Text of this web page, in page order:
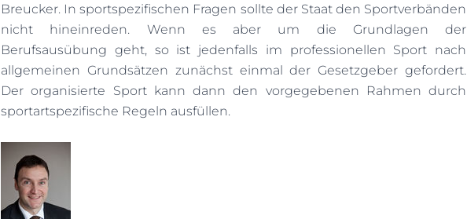
Breucker. In sportspezifischen Fragen sollte der Staat den Sportverbänden
nicht hineinreden. Wenn es aber um die Grundlagen der
Berufsausübung geht, so ist jedenfalls im professionellen Sport nach
allgemeinen Grundsätzen zunächst einmal der Gesetzgeber gefordert.
Der organisierte Sport kann dann den vorgegebenen Rahmen durch
sportartspezifische Regeln ausfüllen.